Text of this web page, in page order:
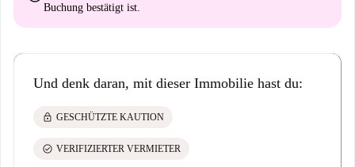
Buchung bestätigt ist.
Und denk daran, mit dieser Immobilie hast du:
lock GESCHÜTZTE KAUTION
check_circle VERIFIZIERTER VERMIETER